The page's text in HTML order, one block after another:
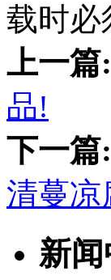
载时必
上一篇:
品!
下一篇:
清蔓凉
新